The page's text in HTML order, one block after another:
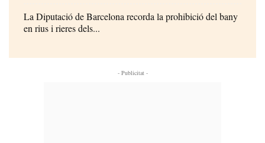
La Diputació de Barcelona recorda la prohibició del bany
en rius i rieres dels...
- Publicitat -